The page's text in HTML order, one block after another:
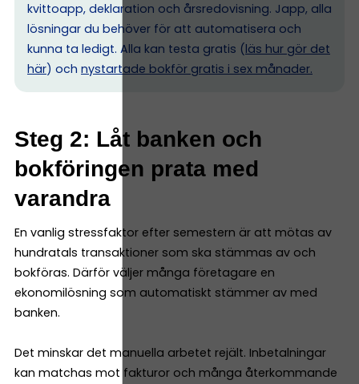
kvittoapp, deklaration och årsredovisning. Japp, alla
lösningar du behöver för att automatisera och
kunna ta ledigt. Alla kan testa gratis (läs hur gör det
här) och nystartade bokför gratis i sex månader.
Steg 2: Låt banken och
bokföringen prata med
varandra
En vanlig stressfaktor efter semestern är att mötas av
hundratals transaktioner som ska stämmas av och
bokföras. Därför väljer många företagare en
ekonomilösning som automatiskt stämmer av med
banken.
Det minskar det manuella arbetet rejält. Inbetalningar
kan matchas mot fakturor och många återkommande